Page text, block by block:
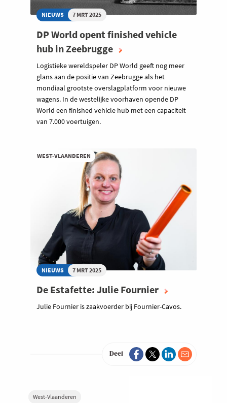
NIEUWS 7 MRT 2025
DP World opent finished vehicle
hub in Zeebrugge
Logistieke wereldspeler DP World geeft nog meer
glans aan de positie van Zeebrugge als het
mondiaal grootste overslagplatform voor nieuwe
wagens. In de westelijke voorhaven opende DP
World een finished vehicle hub met een capaciteit
van 7.000 voertuigen.
WEST-VLAANDEREN
NIEUWS 7 MRT 2025
De Estafette: Julie Fournier
Julie Fournier is zaakvoerder bij Fournier-Cavos.
Deel
West-Vlaanderen